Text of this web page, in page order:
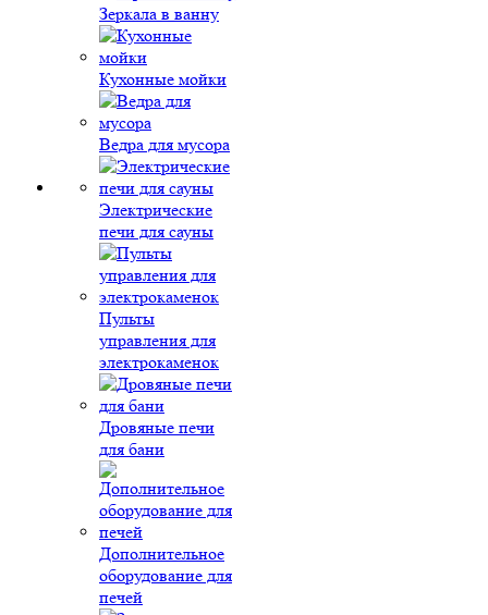
Зеркала в ванну
Кухонные мойки
Ведра для мусора
Электрические
печи для сауны
Пульты
управления для
электрокаменок
Дровяные печи
для бани
Дополнительное
оборудование для
печей